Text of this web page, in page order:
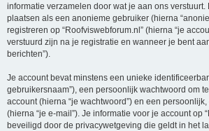
informatie verzamelen door wat je aan ons
plaatsen als een anonieme gebruiker (hierna
registreren op “Roofviswebforum.nl” (hierna “je
verstuurd zijn na je registratie en wanneer je bent
berichten”).
Je account bevat minstens een unieke
gebruikersnaam”), een persoonlijk wachtwoord om
account (hierna “je wachtwoord”) en een
(hierna “je e-mail”). Je informatie voor je account op
beveiligd door de privacywetgeving die geldt in het